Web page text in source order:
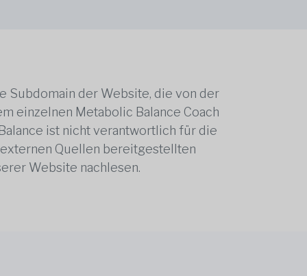
Subdomain der Website, die von der
einzelnen Metabolic Balance Coach
ist nicht verantwortlich für die
Quellen bereitgestellten
Website nachlesen.